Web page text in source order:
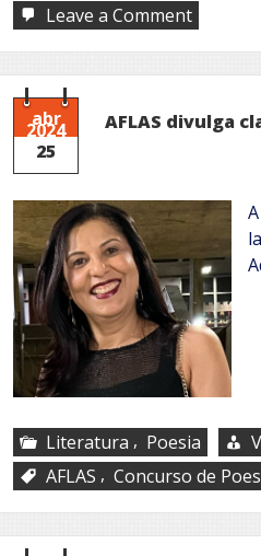
Leave a Commenton
abr
2024
25
AFLAS divulga
Literatura , Poesia
AFLAS , Concurso de